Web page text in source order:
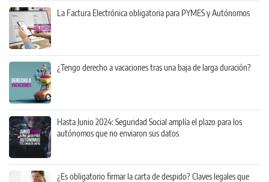
La Factura Electrónica obligatoria para PYMES y Autónomos
¿Tengo derecho a vacaciones tras una baja de larga duración?
Hasta Junio 2024: Seguridad Social amplía el plazo para los
autónomos que no enviaron sus datos
¿Es obligatorio firmar la carta de despido? Claves legales que